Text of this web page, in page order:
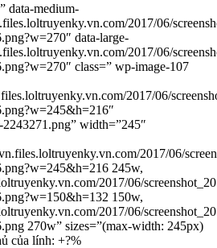
data-medium-
2017/06/
data-large-
2017/06/
class=” wp-image-107
2017/06/
width=”245″
2017/06/
245w,
2017/06/
150w,
2017/06/
270w” sizes=”(max-width: 245px)
của lính: +?%